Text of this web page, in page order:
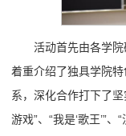
活动首先由各学院
着重介绍了独具学院
系，深化合作打下了
游戏”、“我是‘歌王’”